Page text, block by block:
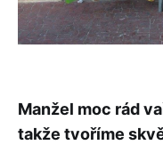
Manžel moc rád
takže tvoříme